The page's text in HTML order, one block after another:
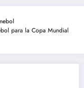
para la Copa Mundial